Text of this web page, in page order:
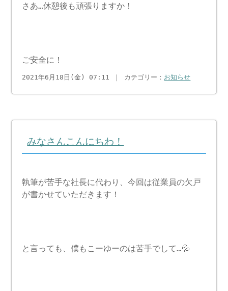
さあ…休憩後も頑張りますか！
ご安全に！
2021年6月18日(金) 07:11 ｜ カテゴリー： お知らせ
みなさんこんにちわ！
執筆が苦手な社長に代わり、今回は従業員の欠戸
が書かせていただきます！
と言っても、僕もこーゆーのは苦手でして…💦